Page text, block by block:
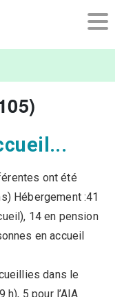
ont été
Hébergement :41
14 en pension
en accueil
dans le
h), 5 pour l’AIA